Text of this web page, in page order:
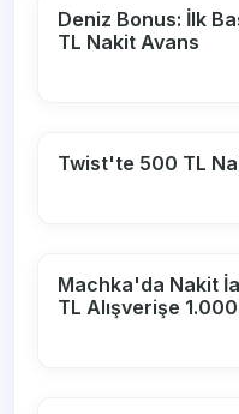
Deniz Bonus: İlk
TL Nakit Avans
Twist'te 500 TL
Machka'da Nakit
TL Alışverişe